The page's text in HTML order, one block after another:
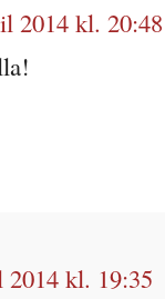
2014 kl. 20:48
2014 kl. 19:35